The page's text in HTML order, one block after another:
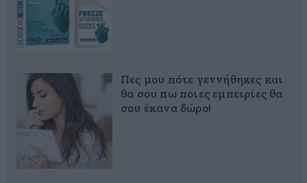
Πες μου πότε γεννήθηκες και
θα σου πω ποιες εμπειρίες θα
σου έκανα δώρο!